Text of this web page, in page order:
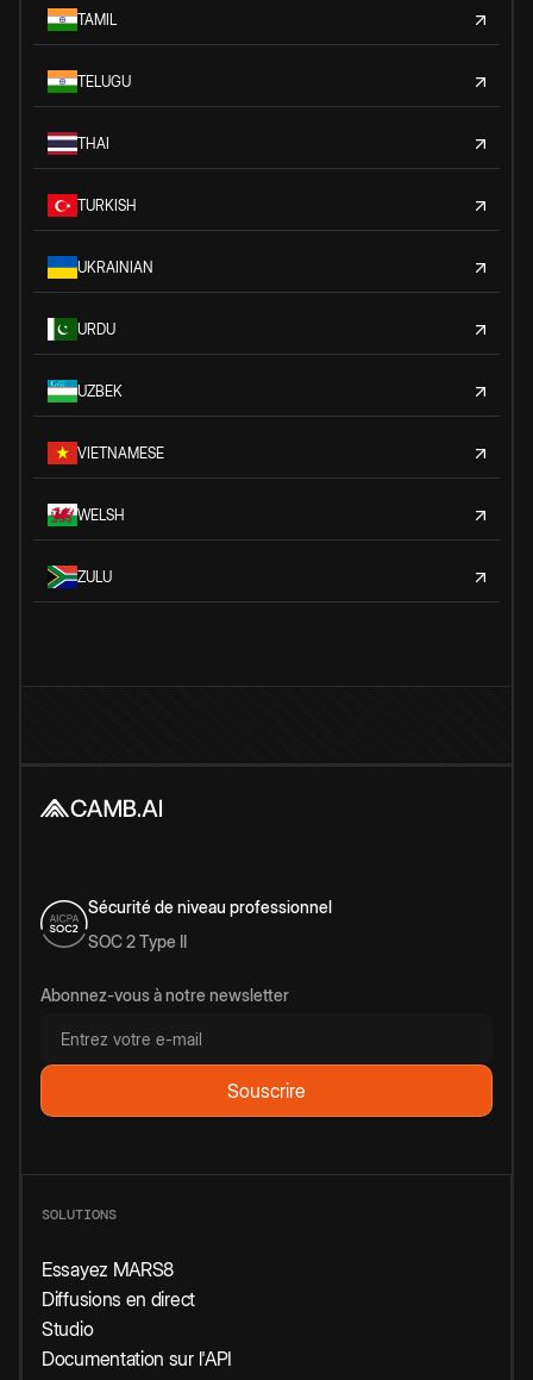
TAMIL
TELUGU
THAI
TURKISH
UKRAINIAN
URDU
UZBEK
VIETNAMESE
WELSH
ZULU
Sécurité de niveau professionnel
SOC 2 Type II
Abonnez-vous à notre newsletter
SOLUTIONS
Essayez MARS8
Diffusions en direct
Studio
Documentation sur l'API